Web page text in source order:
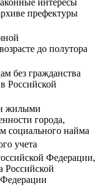
интересы
префектуры
до полутора
без гражданства
Российской
жилыми
города,
социального найма
учета
Федерации,
Российской